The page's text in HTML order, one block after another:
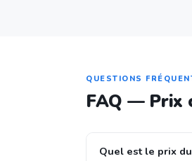
QUESTIONS
FAQ — Prix
Quel est le prix